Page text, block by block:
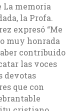
La memoria
la Profa.
expresó “Me
muy honrada
contribuido
las voces
devotas
que con